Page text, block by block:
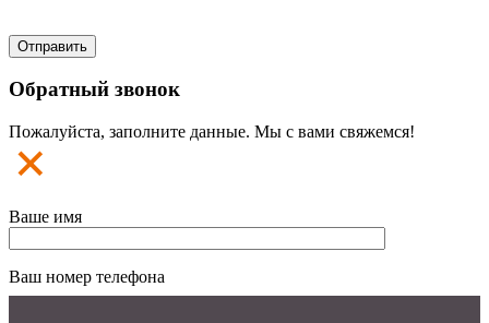
Обратный звонок
Пожалуйста, заполните данные. Мы с вами свяжемся!
Ваше имя
Ваш номер телефона